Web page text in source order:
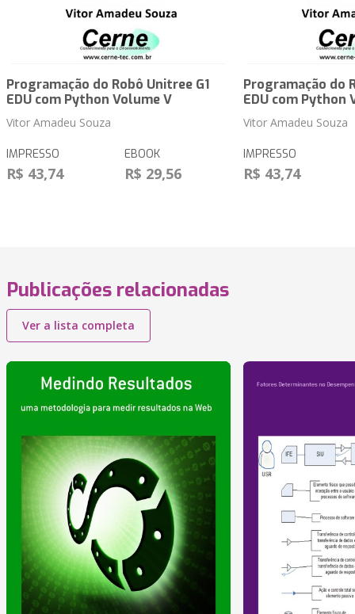
Programação do Robô Unitree G1
EDU com Python Volume V
Vitor Amadeu Souza
IMPRESSO
R$ 43,74
EBOOK
R$ 29,56
Programação do
EDU com Python
Vitor Amadeu Souza
IMPRESSO
R$ 43,74
Publicações relacionadas
Ver a lista completa